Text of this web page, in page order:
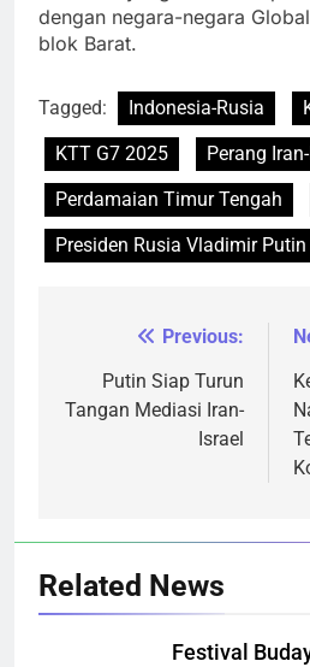
dengan negara-negara
blok Barat.
Tagged: Indonesia-Rusia
KTT G7 2025
Perang
Perdamaian Timur Tengah
Presiden Rusia Vladimir Putin
Navigasi
pos
Previous:
Putin Siap Turun
Tangan Mediasi Iran-
Israel
Related News
Festival